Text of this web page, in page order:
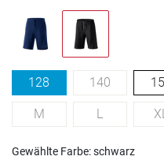
128 140
M L
Gewählte Farbe: schwarz